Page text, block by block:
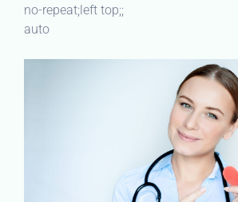
no-repeat;left top;;
auto